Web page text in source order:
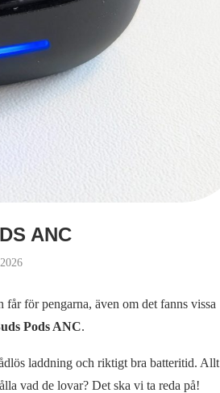
ANC
för pengarna, även om det fanns vissa
Pods ANC.
laddning och riktigt bra batteritid. Allt
vad de lovar? Det ska vi ta reda på!